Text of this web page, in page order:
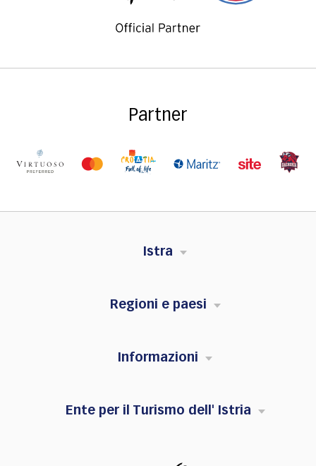
Partner
Istra
Regioni e paesi
Informazioni
Ente per il Turismo dell' Istria